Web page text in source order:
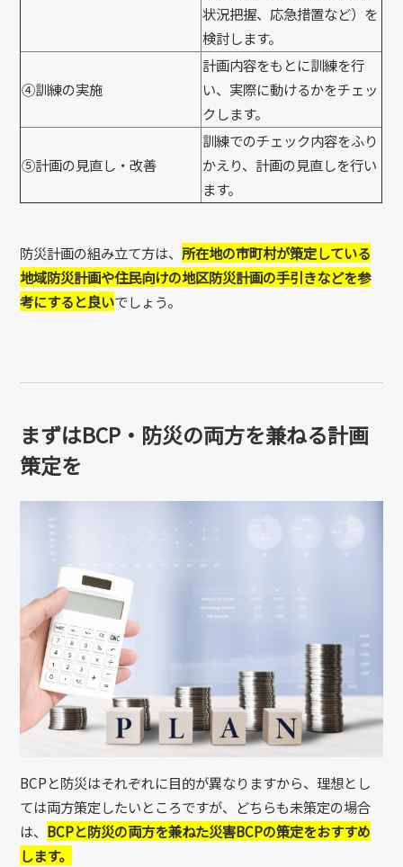
状況把握、応急措置など）を
検討します。
④訓練の実施
計画内容をもとに訓練を行
い、実際に動けるかをチェッ
クします。
⑤計画の見直し・改善
訓練でのチェック内容をふり
かえり、計画の見直しを行い
ます。
防災計画の組み立て方は、 所在地の市町村が策定している
地域防災計画や住民向けの地区防災計画の手引きなどを参
考にすると良いでしょう。
まずはBCP・防災の両方を兼ねる計画
策定を
BCPと防災はそれぞれに目的が異なりますから、理想とし
ては両方策定したいところですが、どちらも未策定の場合
は、 BCPと防災の両方を兼ねた災害BCPの策定をおすすめ
します。